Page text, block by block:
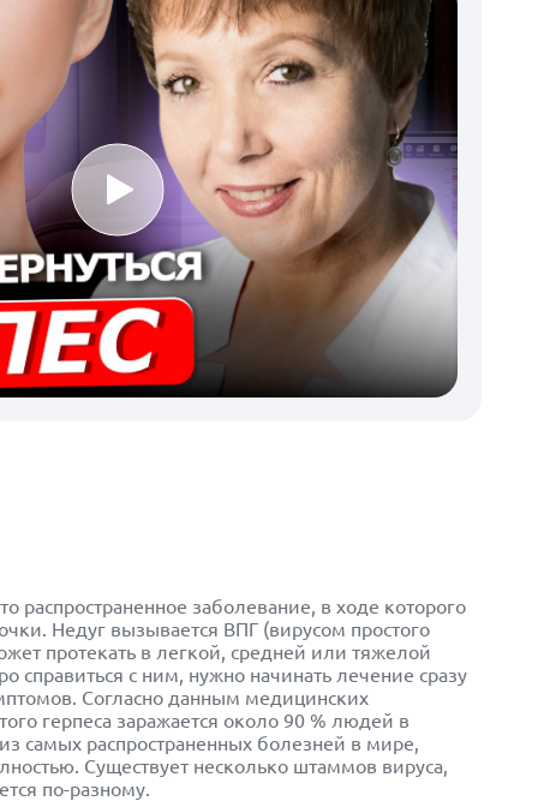
распространенное заболевание, в ходе которого
Недуг вызывается ВПГ (вирусом простого
протекать в легкой, средней или тяжелой
справиться с ним, нужно начинать лечение сразу
Согласно данным медицинских
герпеса заражается около 90 % людей в
самых распространенных болезней в мире,
Существует несколько штаммов вируса,
по-разному.